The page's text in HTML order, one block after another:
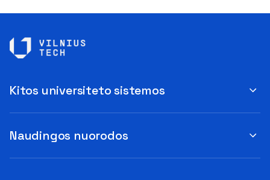
Naudingos nuorodos
Kitos universiteto sistemos